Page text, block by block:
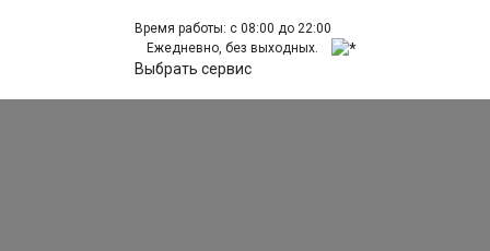
Время работы: с 08:00 до 22:00
Ежедневно, без выходных.
Выбрать сервис